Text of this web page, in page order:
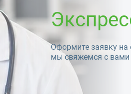
Оформите заявку на
мы свяжемся с